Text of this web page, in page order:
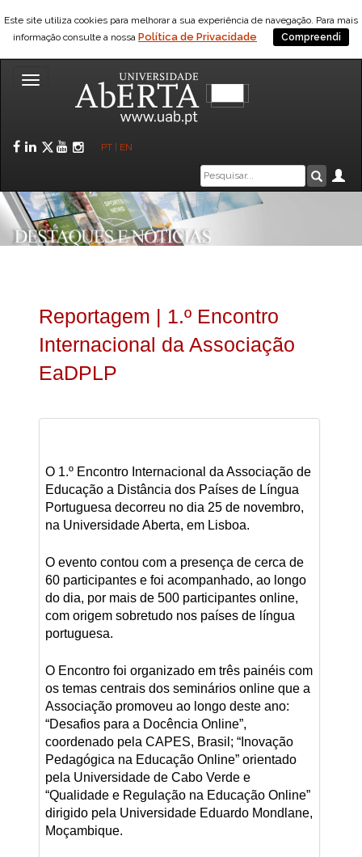
Este site utiliza cookies para melhorar a sua experiência de navegação. Para mais
informação consulte a nossa Política de Privacidade Compreendi
Toggle
Facebook
LinkedIn
Twitter
YouTube
Instagram
PT EN
Caixa
de
pesquisa
Reportagem | 1.º Encontro
Internacional da Associação
EaDPLP
O 1.º Encontro Internacional da Associação de
Educação a Distância dos Países de Língua
Portuguesa decorreu no dia 25 de novembro,
na Universidade Aberta, em Lisboa.
O evento contou com a presença de cerca de
60 participantes e foi acompanhado, ao longo
do dia, por mais de 500 participantes online,
com origem sobretudo nos países de língua
portuguesa.
O Encontro foi organizado em três painéis com
os temas centrais dos seminários online que a
Associação promoveu ao longo deste ano:
“Desafios para a Docência Online”,
coordenado pela CAPES, Brasil; “Inovação
Pedagógica na Educação Online” orientado
pela Universidade de Cabo Verde e
“Qualidade e Regulação na Educação Online”
dirigido pela Universidade Eduardo Mondlane,
Moçambique.